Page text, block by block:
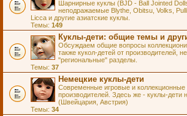
Шарнирные куклы (BJD - Ball Jointed
неподражаемые Blythe, Obitsu, Volks,
Licca и другие азиатские куклы.
Темы: 149
Куклы-дети: общие темы и
Обсуждаем общие вопросы
также кукол-детей от производителей,
"региональные" разделы.
Темы: 37
Немецкие куклы-дети
Современные игровые и коллекционные
производителей. Здесь же - куклы-дети
(Швейцария, Австрия)
Темы: 34